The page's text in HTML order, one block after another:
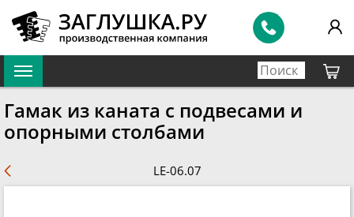
Гамак из каната с подвесами и
опорными столбами
LE-06.07